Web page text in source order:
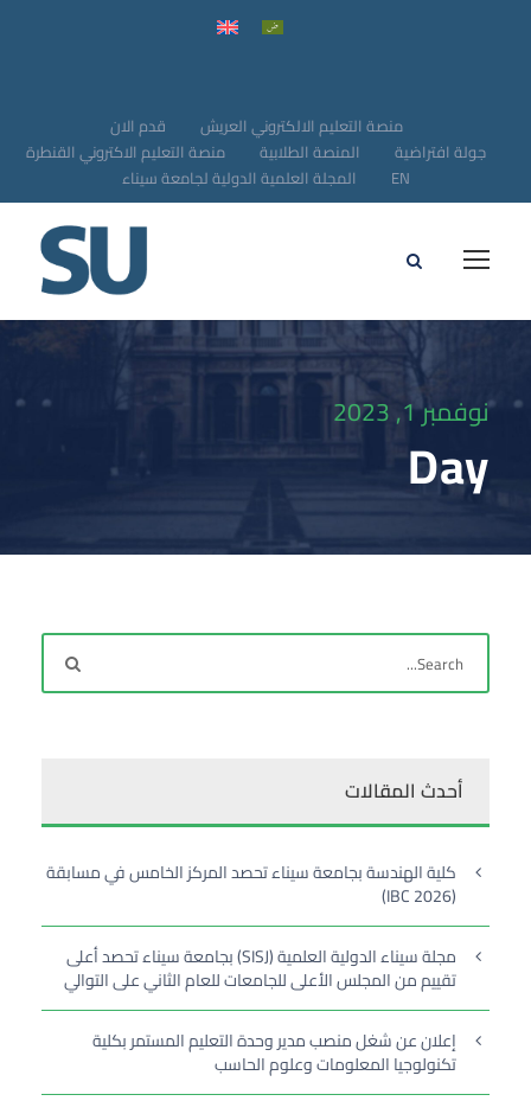
قدم الان
منصة التعليم الالكتروني العريش
منصة التعليم الاكتروني القنطرة
المنصة الطلابية
جولة افتراضية
المجلة العلمية الدولية لجامعة سيناء
EN
نوفمبر 1, 2023
Day
أحدث المقالات
كلية الهندسة بجامعة سيناء تحصد المركز الخامس في مسابقة
(IBC 2026)
مجلة سيناء الدولية العلمية (SISJ) بجامعة سيناء تحصد أعلى
تقييم من المجلس الأعلى للجامعات للعام الثاني على التوالي
إعلان عن شغل منصب مدير وحدة التعليم المستمر بكلية
تكنولوجيا المعلومات وعلوم الحاسب